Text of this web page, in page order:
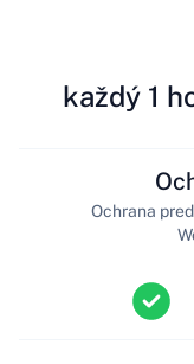
každý 1
Ochrana